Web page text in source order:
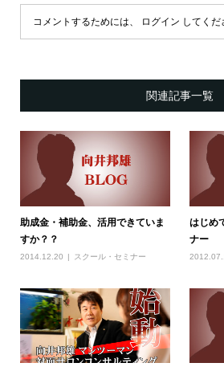
コメントするためには、 ログイン してくだ
関連記事一覧
助成金・補助金、活用できていま
すか？？
2014.12.20 スクール・セミナー
はじめ
ナー